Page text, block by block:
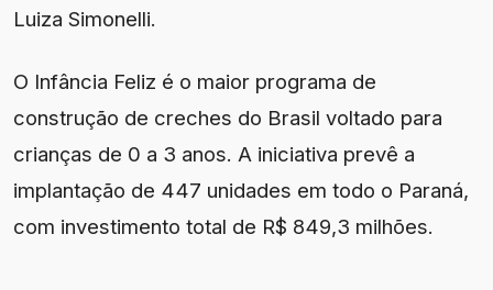
Luiza Simonelli.
O Infância Feliz é o maior programa de
construção de creches do Brasil voltado para
crianças de 0 a 3 anos. A iniciativa prevê a
implantação de 447 unidades em todo o Paraná,
com investimento total de R$ 849,3 milhões.